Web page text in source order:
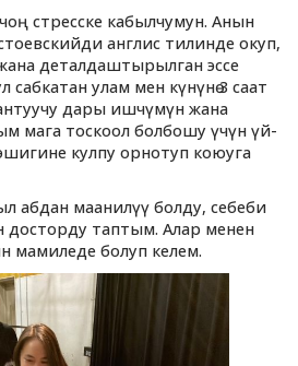
чоң стресске кабылчумун. Анын
англис тилинде окуп,
жана деталдаштырылган эссе
сабкатан улам мен күнүнө 3 саат
дары ишчүмүн жана
мага тоскоол болбошу үчүн үй-
эшигине кулпу орнотуп коюуга
абдан маанилүү болду, себеби
таптым. Алар менен
мамиледе болуп келем.